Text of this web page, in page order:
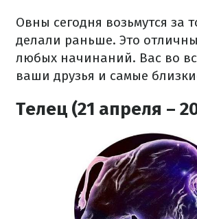
Овны сегодня возьмутся за
делали раньше. Это
любых начинаний. Вас во
ваши друзья и самые
Телец (21 апреля –